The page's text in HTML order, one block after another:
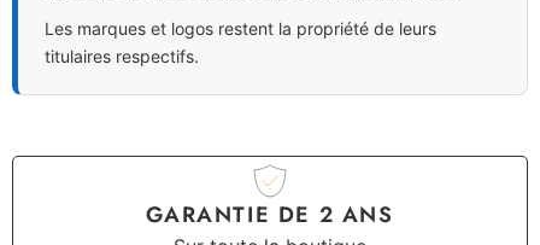
Les marques et logos restent la propriété de leurs
titulaires respectifs.
GARANTIE DE 2 ANS